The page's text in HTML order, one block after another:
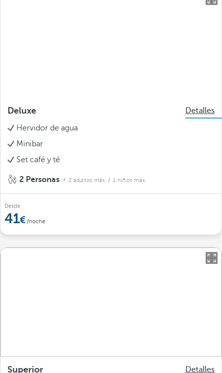
Deluxe
Detalles
Hervidor de agua
Minibar
Set café y té
2 Personas 2 adultos máx. / 1 niños máx.
Desde
41 /noche
Superior
Detalles